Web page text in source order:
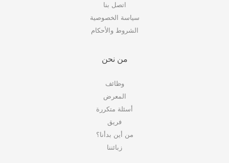
اتصل بنا
سياسة الخصوصية
الشروط والأحكام
من نحن
وظائف
المعرض
أسئلة متكررة
فريق
من أين بدأنا؟
زبائننا